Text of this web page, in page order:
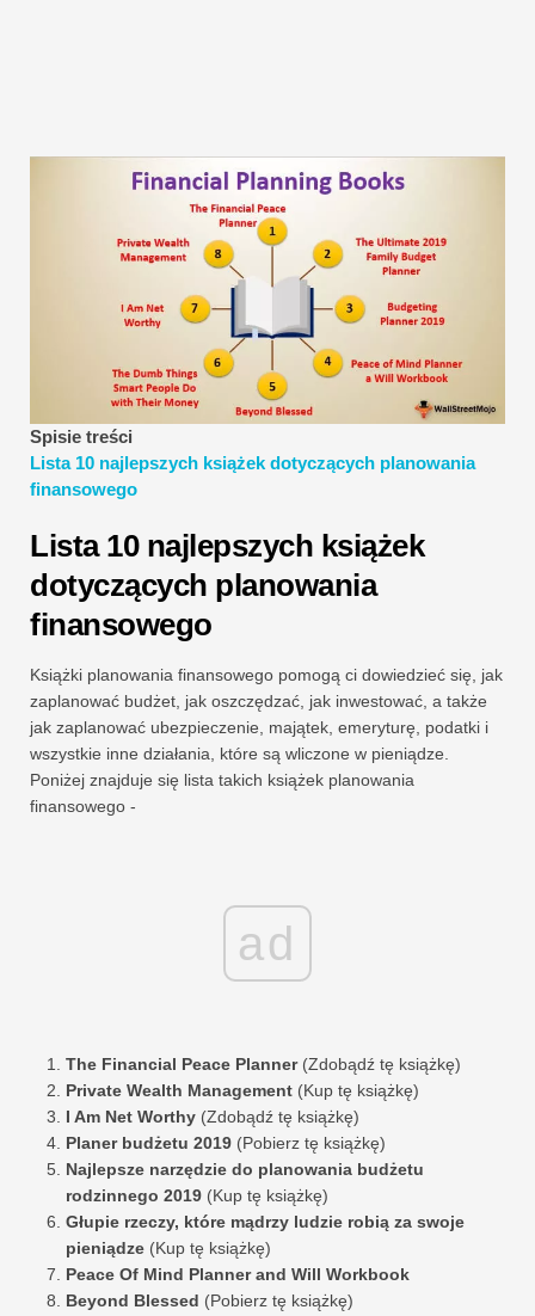
Spisie treści
Lista 10 najlepszych książek dotyczących planowania
finansowego
Lista 10 najlepszych książek
dotyczących planowania
finansowego
Książki planowania finansowego pomogą ci dowiedzieć się, jak
zaplanować budżet, jak oszczędzać, jak inwestować, a także
jak zaplanować ubezpieczenie, majątek, emeryturę, podatki i
wszystkie inne działania, które są wliczone w pieniądze.
Poniżej znajduje się lista takich książek planowania
finansowego -
ad
The Financial Peace Planner(Zdobądź tę książkę)
Private Wealth Management (Kup tę książkę)
I Am Net Worthy (Zdobądź tę książkę)
Planer budżetu 2019 (Pobierz tę książkę)
Najlepsze narzędzie do planowania budżetu
rodzinnego 2019 (Kup tę książkę)
Głupie rzeczy, które mądrzy ludzie robią za swoje
pieniądze (Kup tę książkę)
Peace Of Mind Planner and Will Workbook
Beyond Blessed (Pobierz tę książkę)